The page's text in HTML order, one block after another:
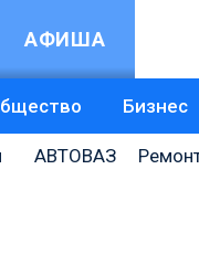
АФИША
Бизнес
АВТОВАЗ